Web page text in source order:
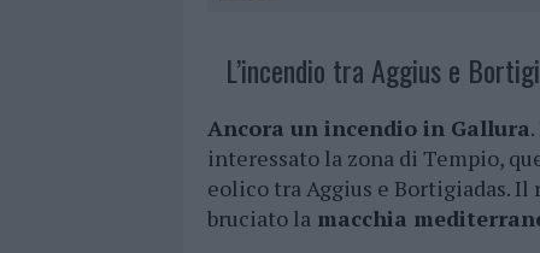
L’incendio tra Aggius e
Ancora un incendio in Gallura
interessato la zona di Tempio,
eolico tra Aggius e Bortigiadas.
bruciato la macchia